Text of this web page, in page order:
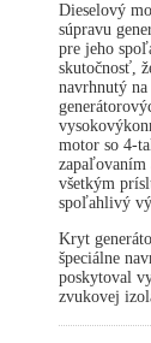
Dieselový
súpravu
pre jeho
skutočnosť,
navrhnutý na
motor so 4-
zapaľovaním
všetkým
spoľahlivý
Kryt
špeciálne
poskytoval
zvukovej